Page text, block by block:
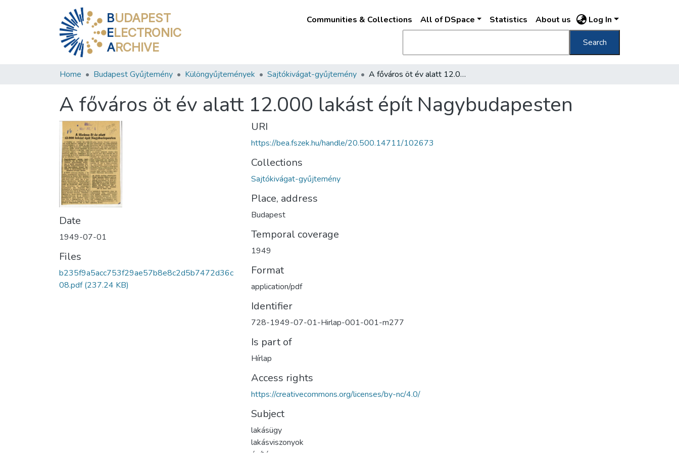
BUDAPEST
ELECTRONIC
ARCHIVE
Communities & Collections All of DSpace Statistics About us Log In
Search
Home Budapest Gyűjtemény Különgyűjtemények Sajtókivágat-gyűjtemény A főváros öt év alatt 12.000 lakást épít Nagybudapesten
A főváros öt év alatt 12.000 lakást épít Nagybudapesten
Date
1949-07-01
Files
b235f9a5acc753f29ae57b8e8c2d5b7472d36c
08.pdf(237.24 KB)
URI
https://bea.fszek.hu/handle/20.500.14711/102673
Collections
Sajtókivágat-gyűjtemény
Place, address
Budapest
Temporal coverage
1949
Format
application/pdf
Identifier
728-1949-07-01-Hirlap-001-001-m277
Is part of
Hírlap
Access rights
https://creativecommons.org/licenses/by-nc/4.0/
Subject
lakásügy
lakásviszonyok